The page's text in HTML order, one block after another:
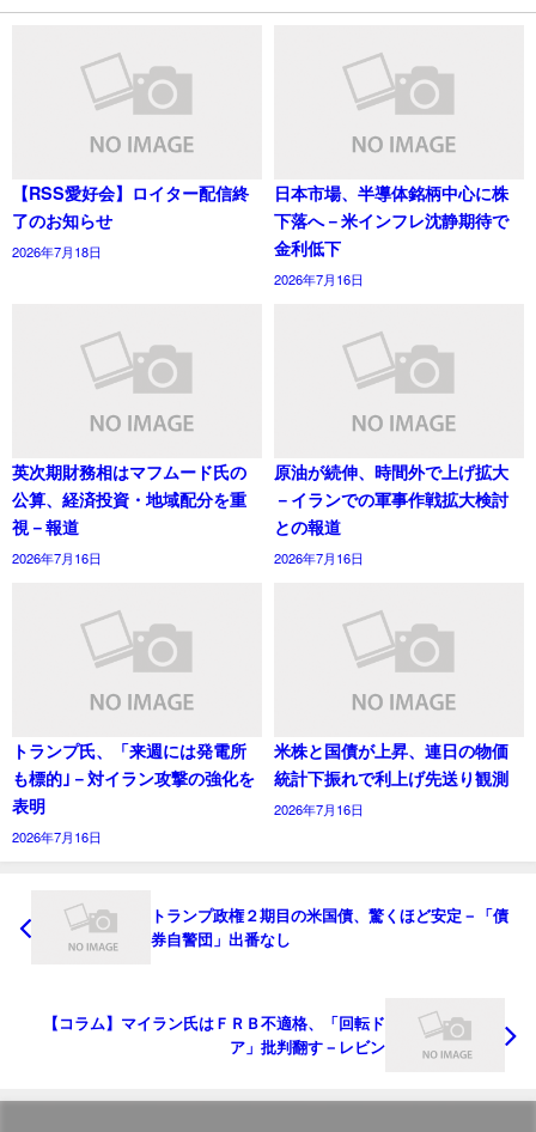
【RSS愛好会】ロイター配信終
了のお知らせ
2026年7月18日
日本市場、半導体銘柄中心に株
下落へ－米インフレ沈静期待で
金利低下
2026年7月16日
英次期財務相はマフムード氏の
公算、経済投資・地域配分を重
視－報道
2026年7月16日
原油が続伸、時間外で上げ拡大
－イランでの軍事作戦拡大検討
との報道
2026年7月16日
トランプ氏、「来週には発電所
も標的｣－対イラン攻撃の強化を
表明
2026年7月16日
米株と国債が上昇、連日の物価
統計下振れで利上げ先送り観測
2026年7月16日
トランプ政権２期目の米国債、驚くほど安定－「債
券自警団」出番なし
【コラム】マイラン氏はＦＲＢ不適格、「回転ド
ア」批判翻す－レビン